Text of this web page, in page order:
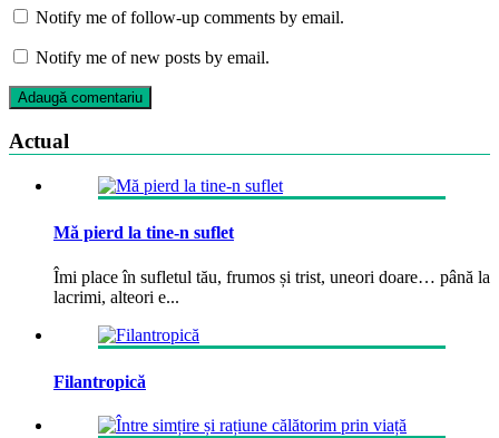
Notify me of follow-up comments by email.
Notify me of new posts by email.
Actual
Mă pierd la tine-n suflet
Îmi place în sufletul tău, frumos și trist, uneori doare… până la
lacrimi, alteori e...
Filantropică